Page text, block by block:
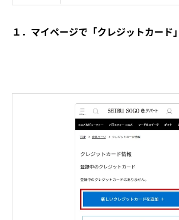
１．マイページで「クレジットカード